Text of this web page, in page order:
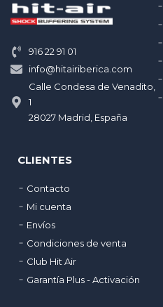
916 22 91 01
info@hitairiberica.com
Calle Condesa de Venadito,
1
28027 Madrid, España
CLIENTES
Contacto
Mi cuenta
Envíos
Condiciones de venta
Club Hit Air
Garantía Plus - Activación